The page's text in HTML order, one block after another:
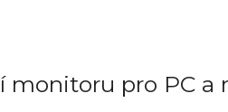
monitoru pro PC a